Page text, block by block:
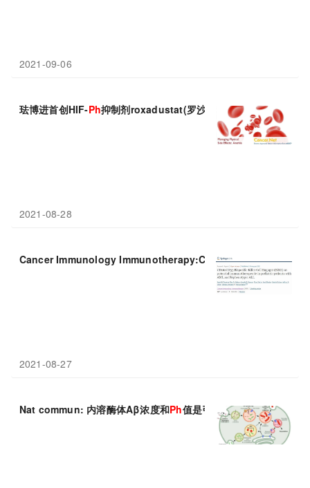
2021-09-06
珐博进首创HIF-Ph抑制剂roxadustat(罗沙司他)2期临床成功，已
2021-08-28
Cancer Immunology Immunotherapy:CD16xCD33双特异性杀
2021-08-27
Nat commun: 内溶酶体Aβ浓度和Ph值是引起阿尔茨海默病的重